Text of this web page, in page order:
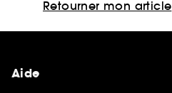
Retourner mon article
Aide